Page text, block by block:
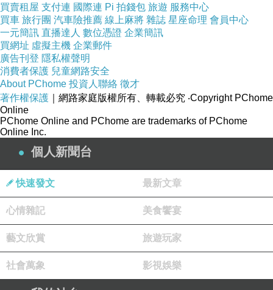
我們到的時候還不是用餐尖峰時段，但是烤鴨出爐的數量是固定的，我
們等了約莫15分鐘才有整隻烤鴨，強烈建議事先預定再依時間過來取。
小鴨片有配合現代人熱愛打卡的風氣，準備一些可以拍照的可愛標語
牌，讓等候的時間不會太無聊
最妙的是角落還有一台夾娃娃機XDD
這個也太有趣了！一次十元，如果有使命必達的勝負欲，也可以直接購
買，好像一百多塊就能成全
裡面滿滿都是可愛的飛禽動物娃娃，最吸睛的是這隻烤鴨小抱枕
不知道是不是有人真的成功夾走抱回家了XDDD
買賣租屋 支付連 國際連 Pi 拍錢包 旅遊 服務中心
買車 旅行團 汽車險推薦 線上麻將 雜誌 星座命理 會員中心
一元簡訊 直播達人 數位憑證 企業簡訊
買網址 虛擬主機 企業郵件
廣告刊登 隱私權聲明
消費者保護 兒童網路安全
About PChome 投資人聯絡 徵才
著作權保護 ｜網路家庭版權所有、轉載必究 ‧Copyright PChome
Online
PChome Online and PChome are trademarks of PChome
Online Inc.
個人新聞台
快速發文 最新文章
心情雜記 美食饗宴
藝文欣賞 旅遊玩家
社會萬象 影視娛樂